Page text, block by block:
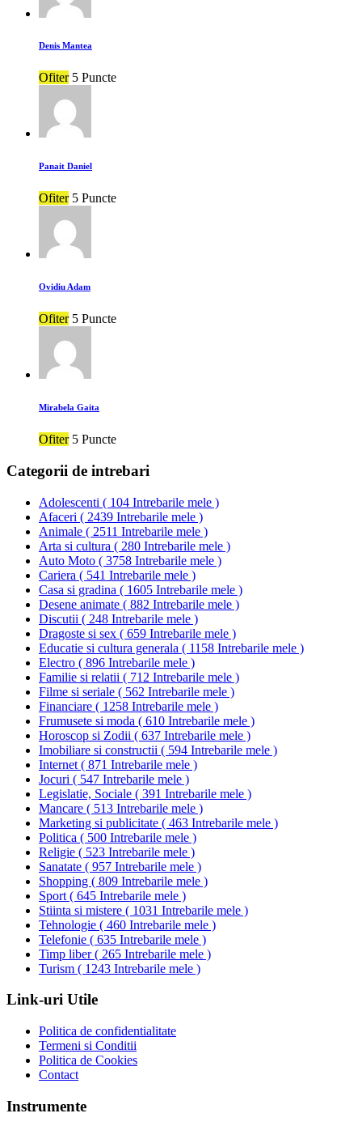
Denis Mantea
Ofiter 5 Puncte
Panait Daniel
Ofiter 5 Puncte
Ovidiu Adam
Ofiter 5 Puncte
Mirabela Gaita
Ofiter 5 Puncte
Categorii de intrebari
Adolescenti ( 104 Intrebarile mele )
Afaceri ( 2439 Intrebarile mele )
Animale ( 2511 Intrebarile mele )
Arta si cultura ( 280 Intrebarile mele )
Auto Moto ( 3758 Intrebarile mele )
Cariera ( 541 Intrebarile mele )
Casa si gradina ( 1605 Intrebarile mele )
Desene animate ( 882 Intrebarile mele )
Discutii ( 248 Intrebarile mele )
Dragoste si sex ( 659 Intrebarile mele )
Educatie si cultura generala ( 1158 Intrebarile mele )
Electro ( 896 Intrebarile mele )
Familie si relatii ( 712 Intrebarile mele )
Filme si seriale ( 562 Intrebarile mele )
Financiare ( 1258 Intrebarile mele )
Frumusete si moda ( 610 Intrebarile mele )
Horoscop si Zodii ( 637 Intrebarile mele )
Imobiliare si constructii ( 594 Intrebarile mele )
Internet ( 871 Intrebarile mele )
Jocuri ( 547 Intrebarile mele )
Legislatie, Sociale ( 391 Intrebarile mele )
Mancare ( 513 Intrebarile mele )
Marketing si publicitate ( 463 Intrebarile mele )
Politica ( 500 Intrebarile mele )
Religie ( 523 Intrebarile mele )
Sanatate ( 957 Intrebarile mele )
Shopping ( 809 Intrebarile mele )
Sport ( 645 Intrebarile mele )
Stiinta si mistere ( 1031 Intrebarile mele )
Tehnologie ( 460 Intrebarile mele )
Telefonie ( 635 Intrebarile mele )
Timp liber( 265 Intrebarile mele )
Turism ( 1243 Intrebarile mele )
Link-uri Utile
Politica de confidentialitate
Termeni si Conditii
Politica de Cookies
Contact
Instrumente